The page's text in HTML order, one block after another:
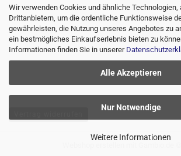
Wir verwenden Cookies und ähnliche Technologien,
Drittanbietern, um die ordentliche Funktionsweise
gewährleisten, die Nutzung unseres Angebotes zu
ein bestmögliches Einkaufserlebnis bieten zu
Informationen finden Sie in unserer
Alle Akzeptieren
Nur Notwendige
Weitere Informationen